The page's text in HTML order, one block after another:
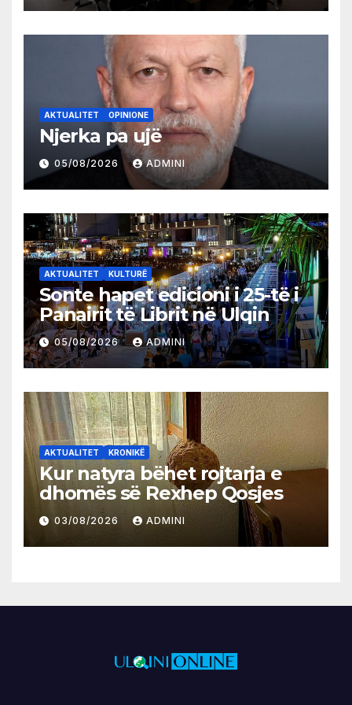
AKTUALITET OPINIONE
Njerka pa ujë
05/08/2026 ADMINI
AKTUALITET KULTURË
Sonte hapet edicioni i 25-të i
Panairit të Librit në Ulqin
05/08/2026 ADMINI
AKTUALITET KRONIKË
Kur natyra bëhet rojtarja e
dhomës së Rexhep Qosjes
03/08/2026 ADMINI